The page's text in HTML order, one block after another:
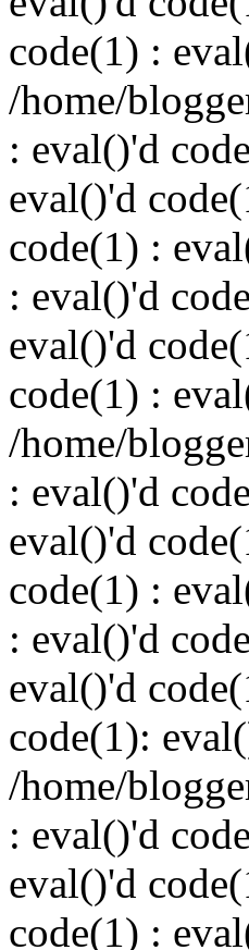
code(1) :
/home/
: eval()'d
eval()'d
code(1) :
: eval()'d
eval()'d
code(1) :
/home/
: eval()'d
eval()'d
code(1) :
: eval()'d
eval()'d
code(1):
/home/
: eval()'d
eval()'d
code(1) :